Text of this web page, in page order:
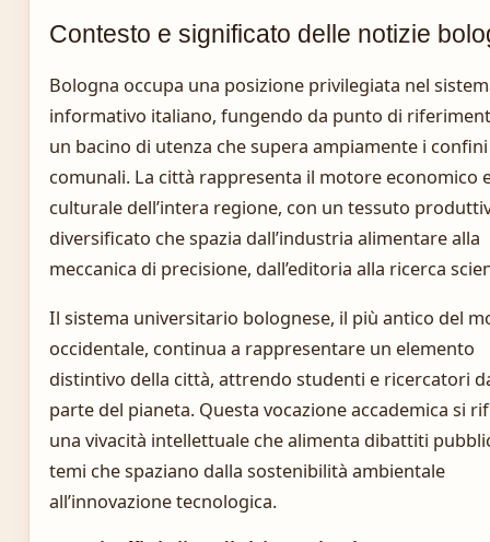
Contesto e significato delle notizie
Bologna occupa una posizione privilegiata nel
informativo italiano, fungendo da punto di
un bacino di utenza che supera ampiamente i confini
comunali. La città rappresenta il motore economico
culturale dell’intera regione, con un tessuto
diversificato che spazia dall’industria alimentare alla
meccanica di precisione, dall’editoria alla ricerca
Il sistema universitario bolognese, il più antico del
occidentale, continua a rappresentare un elemento
distintivo della città, attrendo studenti e ricercatori
parte del pianeta. Questa vocazione accademica si
una vivacità intellettuale che alimenta dibattiti
temi che spaziano dalla sostenibilità ambientale
all’innovazione tecnologica.